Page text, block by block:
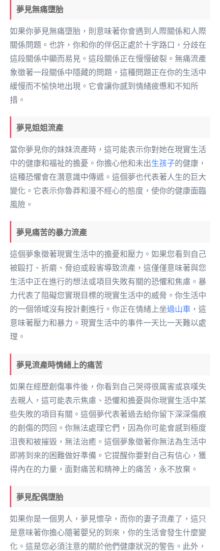
夢見無痛墮胎
如果你夢見無痛墮胎，則意味著你會遇到人際關係和人際
關係問題。也許，你和你的伴侶正處於十字路口，分歧在
這段關係中顯而易見。這段關係正在慢慢破裂。無痛流產
象徵著一段關係中隱藏的問題，這種問題正在你的生活中
緩慢而不愉快地出現。它會讓你感到情緒疲憊和不知所
措。
夢見姐姐流產
當你夢見你的妹妹流產時，這可能表示你對她在現實生活
中的健康和福祉的擔憂。你擔心他和未出生孩子的健康，
這種恐懼會在潛意識中傳遞。這個夢也代表著人生的巨大
變化。它表示你魯莽和漫不經心的態度，使你的健康面臨
風險。
夢見痛苦的暴力流產
這個夢象徵著現實生活中的擔憂和壓力。如果您看到自己
被毆打、折磨、脅迫或殺害導致流產，這僅僅意味著與您
生活中正在進行的想法或項目失敗有關的恐懼和焦慮。暴
力代表了阻礙您實現目標的現實生活中的威脅。你生活中
的一個領域沒有按計劃進行。你正在情緒上坐過山車 ，這
意味著壓力和暴力。現實生活中的事件一天比一天難以處
理。
夢見流產時情緒上的痛苦
如果在經歷創傷事件後，你看到自己哭得很厲害或哀嘆失
去親人，這可能表示焦慮、恐懼和擔憂與你現實生活中某
些失敗的項目有關。這個夢代表著過去給你留下深深傷痕
的創傷的閃回。你無法處理它們，因為你可能會感到極度
沮喪和被摧毀，無法治癒。這個夢象徵著你無法為生活中
即將到來的困難做好準備。它提醒你要對自己有信心，獲
得內在的力量，面對痛苦和精神上的痛苦，永不放棄。
夢見配偶墮胎
如果你是一個男人，夢見懷孕，而你的妻子流產了，這只
是意味著你擔心隨著嬰兒的到來，你的生活會發生什麼變
化。這是您必須注意的關於他們健康狀況的警告。此外，